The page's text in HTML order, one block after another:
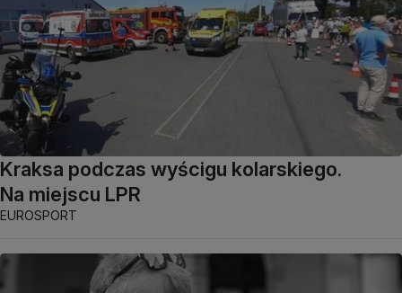
Kraksa podczas wyścigu kolarskiego.
Na miejscu LPR
EUROSPORT